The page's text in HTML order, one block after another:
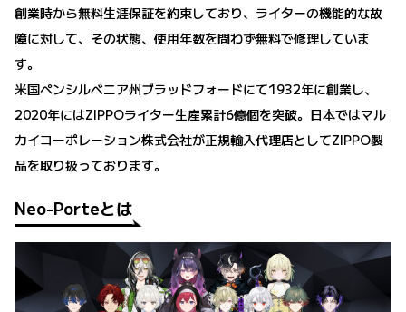
創業時から無料生涯保証を約束しており、ライターの機能的な故
障に対して、その状態、使用年数を問わず無料で修理していま
す。
米国ペンシルベニア州ブラッドフォードにて1932年に創業し、
2020年にはZIPPOライター生産累計6億個を突破。日本ではマル
カイコーポレーション株式会社が正規輸入代理店としてZIPPO製
品を取り扱っております。
Neo-Porteとは